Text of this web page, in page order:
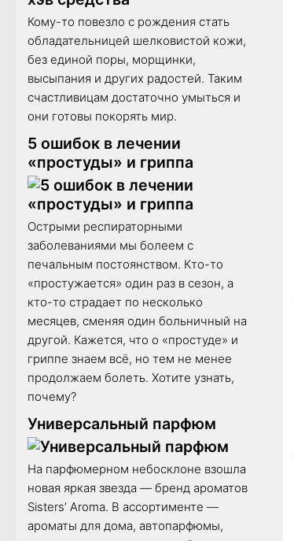
Кому-то повезло с рождения стать
обладательницей шелковистой кожи,
без единой поры, морщинки,
высыпания и других радостей. Таким
счастливицам достаточно умыться и
они готовы покорять мир.
5 ошибок в лечении
«простуды» и гриппа
Острыми респираторными
заболеваниями мы болеем с
печальным постоянством. Кто-то
«простужается» один раз в сезон, а
кто-то страдает по несколько
месяцев, сменяя один больничный на
другой. Кажется, что о «простуде» и
гриппе знаем всё, но тем не менее
продолжаем болеть. Хотите узнать,
почему?
Универсальный парфюм
На парфюмерном небосклоне взошла
новая яркая звезда — бренд ароматов
Sisters’ Aroma. В ассортименте —
ароматы для дома, автопарфюмы,